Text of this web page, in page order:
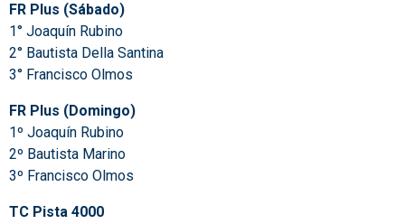
FR Plus (Sábado)
1° Joaquín Rubino
2° Bautista Della Santina
3° Francisco Olmos
FR Plus (Domingo)
1º Joaquín Rubino
2º Bautista Marino
3º Francisco Olmos
TC Pista 4000